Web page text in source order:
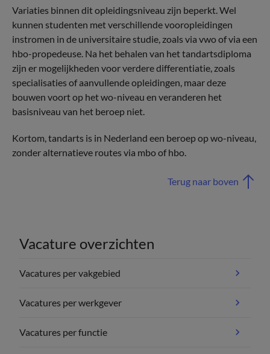
Variaties binnen dit opleidingsniveau zijn beperkt. Wel
kunnen studenten met verschillende vooropleidingen
instromen in de universitaire studie, zoals via vwo of via een
hbo-propedeuse. Na het behalen van het tandartsdiploma
zijn er mogelijkheden voor verdere differentiatie, zoals
specialisaties of aanvullende opleidingen, maar deze
bouwen voort op het wo-niveau en veranderen het
basisniveau van het beroep niet.
Kortom, tandarts is in Nederland een beroep op wo-niveau,
zonder alternatieve routes via mbo of hbo.
Terug naar boven
Vacature overzichten
Vacatures per vakgebied
Vacatures per werkgever
Vacatures per functie